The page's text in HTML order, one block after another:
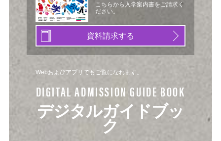
こちらから入学案内書をご請求く
ださい。
資料請求する
Webおよびアプリでもご覧になれます。
DIGITAL ADMISSION GUIDE BOOK
デジタルガイドブッ
ク